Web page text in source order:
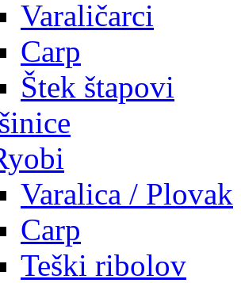
Varaličarci
Carp
Štek štapovi
Varalica / Plovak
Carp
Teški ribolov